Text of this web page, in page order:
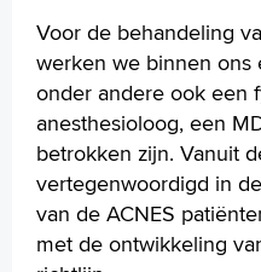
Voor de behandeling
werken we binnen ons
onder andere ook een
anesthesioloog, een
betrokken zijn. Vanuit
vertegenwoordigd in
van de ACNES
met de ontwikkeling